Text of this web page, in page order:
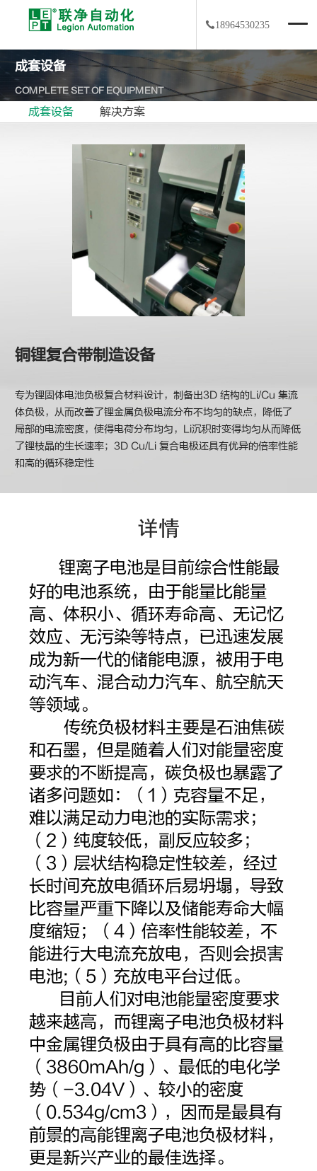
18964530235
成套设备
COMPLETE SET OF EQUIPMENT
成套设备 解决方案
铜锂复合带制造设备
专为锂固体电池负极复合材料设计，制备出3D 结构的Li/Cu 集流
体负极，从而改善了锂金属负极电流分布不均匀的缺点，降低了
局部的电流密度，使得电荷分布均匀，Li沉积时变得均匀从而降低
了锂枝晶的生长速率；3D Cu/Li 复合电极还具有优异的倍率性能
和高的循环稳定性
详情
锂离子电池是目前综合性能最
好的电池系统，由于能量比能量
高、体积小、循环寿命高、无记忆
效应、无污染等特点，已迅速发展
成为新一代的储能电源，被用于电
动汽车、混合动力汽车、航空航天
等领域。
传统负极材料主要是石油焦碳
和石墨，但是随着人们对能量密度
要求的不断提高，碳负极也暴露了
诸多问题如：（1）克容量不足，
难以满足动力电池的实际需求；
（2）纯度较低，副反应较多；
（3）层状结构稳定性较差，经过
长时间充放电循环后易坍塌，导致
比容量严重下降以及储能寿命大幅
度缩短；（4）倍率性能较差，不
能进行大电流充放电，否则会损害
电池;（5）充放电平台过低。
目前人们对电池能量密度要求
越来越高，而锂离子电池负极材料
中金属锂负极由于具有高的比容量
（3860mAh/g）、最低的电化学
势（-3.04V）、较小的密度
（0.534g/cm3），因而是最具有
前景的高能锂离子电池负极材料，
更是新兴产业的最佳选择。